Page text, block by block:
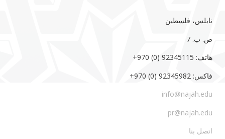
نابلس، فلسطين
ص. ب. 7‏
هاتف: 92345115 (0) 970‏‎+‎
فاكس: 92345982 (0) 970‏‎+‎
info@najah.edu
pr@najah.edu
اتصل بنا